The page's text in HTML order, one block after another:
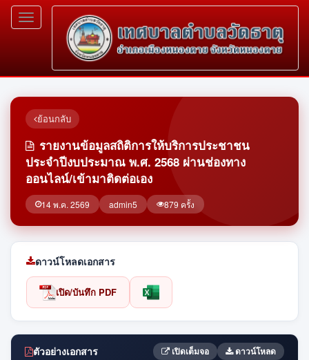
Toggle
navigation
ย้อนกลับ
รายงานข้อมูลสถิติการให้บริการประชาชน
ประจำปีงบประมาณ พ.ศ. 2568 ผ่านช่องทาง
ออนไลน์/เข้ามาติดต่อเอง
14 พ.ค. 2569 admin5 879 ครั้ง
ดาวน์โหลดเอกสาร
เปิด/บันทึก PDF
ตัวอย่างเอกสาร เปิดเต็มจอ ดาวน์โหลด